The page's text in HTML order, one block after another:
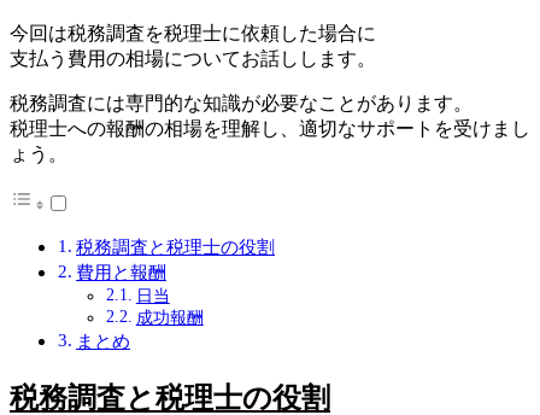
今回は税務調査を税理士に依頼した場合に
支払う費用の相場についてお話しします。
税務調査には専門的な知識が必要なことがあります。
税理士への報酬の相場を理解し、適切なサポートを受けまし
ょう。
税務調査と税理士の役割
費用と報酬
日当
成功報酬
まとめ
税務調査と税理士の役割